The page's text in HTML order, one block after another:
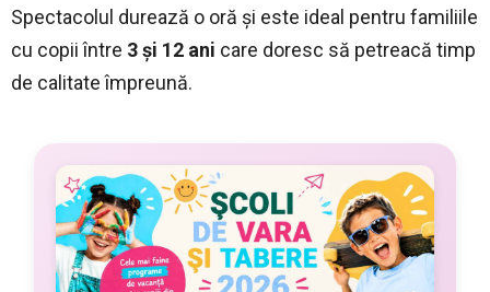
Spectacolul durează o oră și este ideal pentru familiile
cu copii între 3 și 12 ani care doresc să petreacă timp
de calitate împreună.